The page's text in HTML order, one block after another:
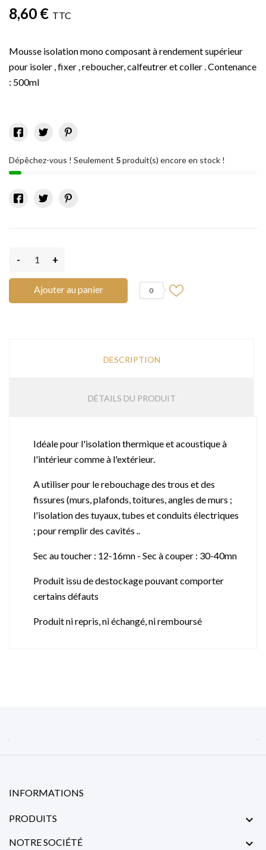
8,60 € TTC
Mousse isolation mono composant à rendement supérieur
pour isoler , fixer , reboucher, calfeutrer et coller . Contenance
: 500ml
Dépêchez-vous ! Seulement 5produit(s) encore en stock !
- +
Ajouter au panier 0
DESCRIPTION
DÉTAILS DU PRODUIT
Idéale pour l'isolation thermique et acoustique à
l'intérieur comme à l'extérieur.
A utiliser pour le rebouchage des trous et des
fissures (murs, plafonds, toitures, angles de murs ;
l'isolation des tuyaux, tubes et conduits électriques
; pour remplir des cavités ..
Sec au toucher : 12-16mn - Sec à couper : 30-40mn
Produit issu de destockage pouvant comporter
certains défauts
Produit ni repris, ni échangé, ni remboursé
 
INFORMATIONS
PRODUITS 
NOTRE SOCIÉTÉ 